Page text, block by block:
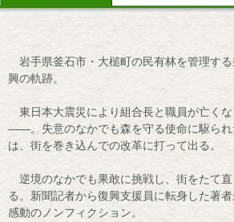
岩手県釜石市・大槌町の民有林を管理す
興の軌跡。
東日本大震災により組合長と職員が亡く
――。失意のなかでも森を守る使命に駆られ
は、街を巻き込んでの改革に打って出る。
逆境のなかでも果敢に挑戦し、街をたて
る。新聞記者から復興支援員に転身した著者
感動のノンフィクション。